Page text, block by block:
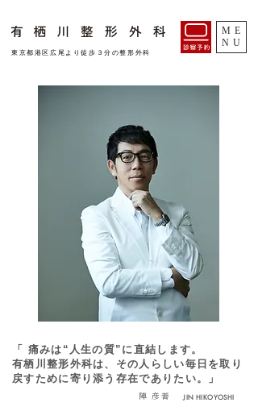
​東京都港区広尾より徒歩３分の整形外科
ME
NU
「 痛みは“人生の質”に直結します。
有栖川整形外科は、その人らしい毎日を取り
戻すために寄り添う存在でありたい。」
​陣 彦善 JIN HIKOYOSHI